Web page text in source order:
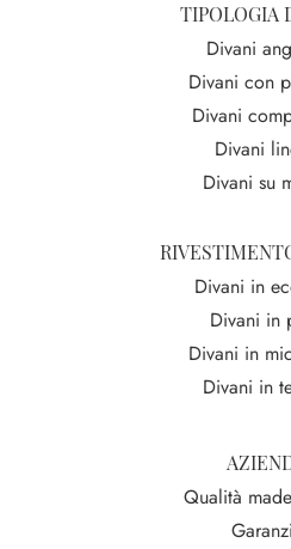
TIPOLOGIA
Divani
Divani con
Divani
Divani
Divani su
Divani in
Divani in
Divani in
Divani in
Qualità